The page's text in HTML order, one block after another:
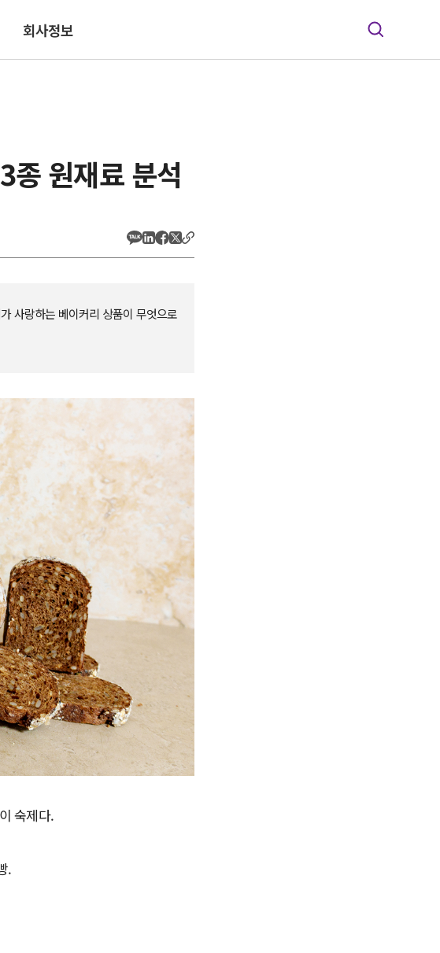
회사정보
종 원재료 분석
사랑하는 베이커리 상품이 무엇으로
숙제다.
.